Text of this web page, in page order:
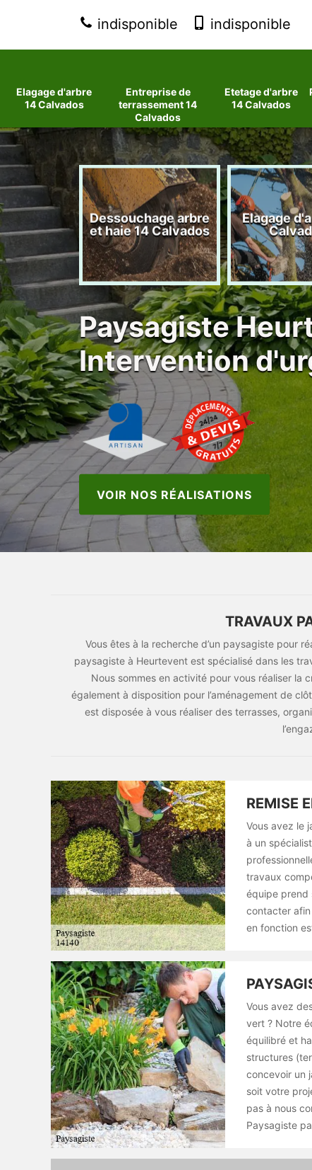
indisponible indisponible
Elagage d'arbre
14 Calvados
Entreprise de
terrassement 14
Calvados
Etetage d'arbre
14 Calvados
Dessouchage arbre
et haie 14 Calvados
Elagage
Paysagiste
Intervention
VOIR NOS RÉALISATIONS
TRAVAUX
Vous êtes à la recherche d’un paysagiste pour
paysagiste à Heurtevent est spécialisé dans les
Nous sommes en activité pour vous réaliser la
également à disposition pour l’aménagement de
est disposée à vous réaliser des terrasses,
REMISE
Vous avez le
à un
travaux
équipe prend
contacter afin
en fonction
Vous avez
vert ? Notre
équilibré et
structures
concevoir un
soit votre
pas à nous
Paysagiste